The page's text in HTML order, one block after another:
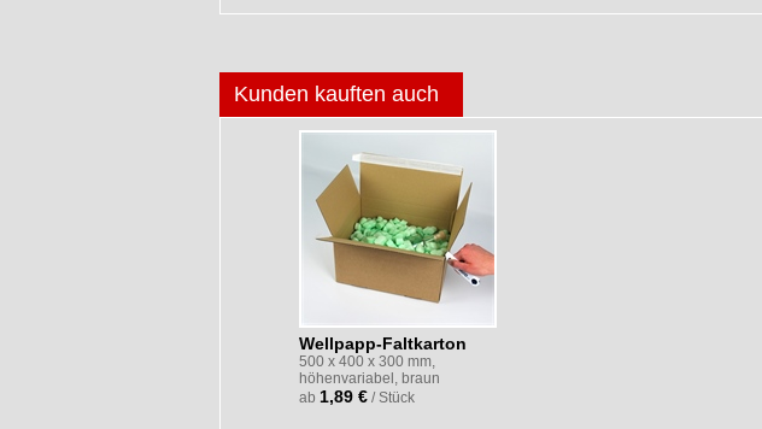
Kunden kauften auch
Wellpapp-Faltkarton
500 x 400 x 300 mm,
höhenvariabel, braun
ab 1,89 € / Stück